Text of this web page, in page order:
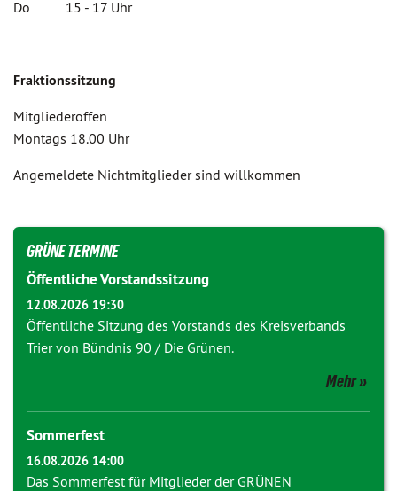
Do 15 - 17 Uhr
Fraktionssitzung
Mitgliederoffen
Montags 18.00 Uhr
Angemeldete Nichtmitglieder sind willkommen
GRÜNE TERMINE
Öffentliche Vorstandssitzung
12.08.2026 19:30
Öffentliche Sitzung des Vorstands des Kreisverbands
Trier von Bündnis 90 / Die Grünen.
Mehr
Sommerfest
16.08.2026 14:00
Das Sommerfest für Mitglieder der GRÜNEN